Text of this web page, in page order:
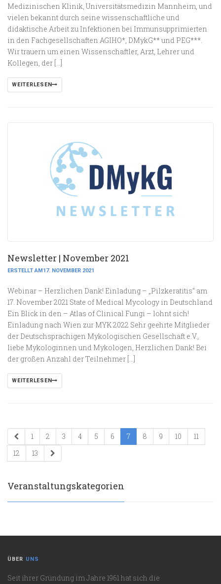
Medizinischen Klinik, Universitätsmedizin Mannheim, und
vielen bekannt durch seine wissenschaftliche und
didaktische Arbeit zu Infektionen bei Immunsupprimierten
in den Fachgesellschaften AGIHO*, DMykG** und PEG***.
Wir trauern um einen Wissenschaftler, Arzt, Lehrer und
Kollegen, der […]
WEITERLESEN
Newsletter | November 2021
ERSTELLT AM17. NOVEMBER 2021
Webinar – Herzlichen Dank! Einladung – „Pilzkeratitis“ am
17. November 2021 State of Medical Mycology in Deutschland
Ein Blick in den – Atlas of Clinical Fungi – lohnt sich!
Einladung nach Wien zur MYK 2022 Sehr geehrte Mitglieder
der Deutschsprachigen Mykologischen Gesellschaft e.V.,
liebe Mykologinnen und Mykologen, Herzlichen Dank! Bei
der großen Anzahl der Teilnehmer […]
WEITERLESEN
1 2 3 4 5 6 7 8 9 10
11
12
13
Veranstaltungskategorien
ÜBER UNS
Seit ihrer Gründung im Jahre 1961 hat sich die